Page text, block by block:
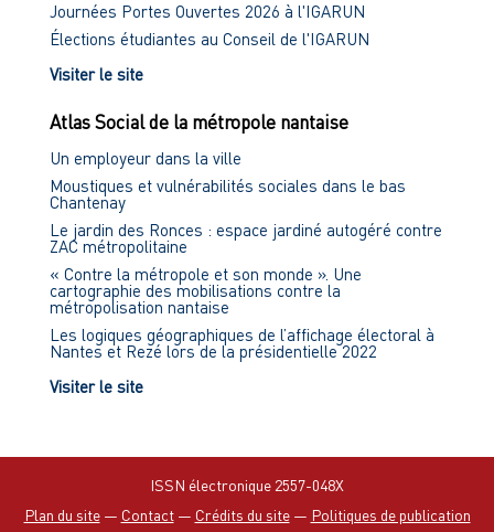
Journées Portes Ouvertes 2026 à l'IGARUN
Élections étudiantes au Conseil de l'IGARUN
Visiter le site
Atlas Social de la métropole nantaise
Un employeur dans la ville
Moustiques et vulnérabilités sociales dans le bas
Chantenay
Le jardin des Ronces : espace jardiné autogéré contre
ZAC métropolitaine
« Contre la métropole et son monde ». Une
cartographie des mobilisations contre la
métropolisation nantaise
Les logiques géographiques de l’affichage électoral à
Nantes et Rezé lors de la présidentielle 2022
Visiter le site
ISSN électronique 2557-048X
Plan du site— Contact— Crédits du site— Politiques de publication